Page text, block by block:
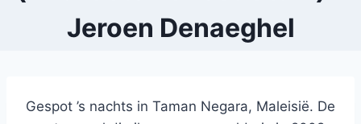
Jeroen Denaeghel
Gespot ’s nachts in Taman Negara, Maleisië. De